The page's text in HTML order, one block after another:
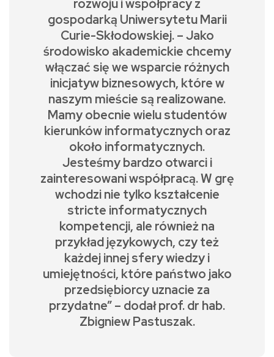
rozwoju i współpracy z
gospodarką Uniwersytetu Marii
Curie-Skłodowskiej. – Jako
środowisko akademickie chcemy
włączać się we wsparcie różnych
inicjatyw biznesowych, które w
naszym mieście są realizowane.
Mamy obecnie wielu studentów
kierunków informatycznych oraz
około informatycznych.
Jesteśmy bardzo otwarci i
zainteresowani współpracą. W grę
wchodzi nie tylko kształcenie
stricte informatycznych
kompetencji, ale również na
przykład językowych, czy też
każdej innej sfery wiedzy i
umiejętności, które państwo jako
przedsiębiorcy uznacie za
przydatne” – dodał prof. dr hab.
Zbigniew Pastuszak.